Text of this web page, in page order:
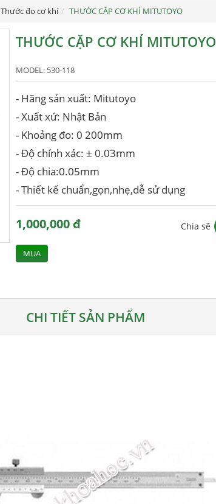
Thước đo cơ khí THƯỚC CẶP CƠ KHÍ MITUTOYO
THƯỚC CẶP CƠ KHÍ MITUTOYO
MODEL: 530-118
- Hãng sản xuất: Mitutoyo
- Xuất xứ: Nhật Bản
- Khoảng đo: 0 200mm
- Độ chính xác: ± 0.03mm
- Độ chia:0.05mm
- Thiết kế chuẩn,gọn,nhẹ,dễ sử dụng
1,000,000 đ
MUA
Chia sẽ
CHI TIẾT SẢN PHẨM